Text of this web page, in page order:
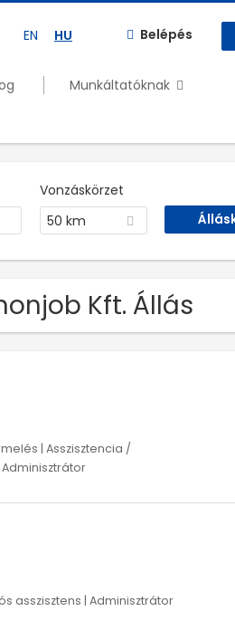
EN HU Belépés
Munkáltatóknak
Vonzáskörzet
50 km
Kft. Állás
| Asszisztencia /
asszisztens | Adminisztrátor